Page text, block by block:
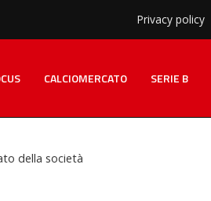
Privacy policy
CALCIOMERCATO SERIE B
della società